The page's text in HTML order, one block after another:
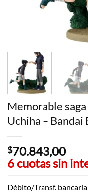
Memorable
Uchiha – Bandai
$70.843,00
6 cuotas sin
Débito/Transf.